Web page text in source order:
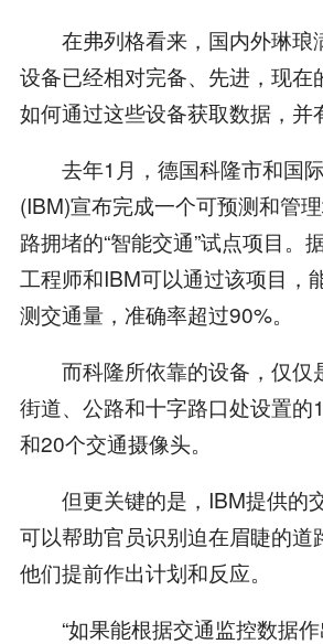
在弗列格看来，国内外琳琅
设备已经相对完备、先进，现在
如何通过这些设备获取数据，并
去年1月，德国科隆市和国际
(IBM)宣布完成一个可预测和管
路拥堵的“智能交通”试点项目。
工程师和IBM可以通过该项目，
测交通量，准确率超过90%。
而科隆所依靠的设备，仅仅
街道、公路和十字路口处设置的
和20个交通摄像头。
但更关键的是，IBM提供的
可以帮助官员识别迫在眉睫的道
他们提前作出计划和反应。
“如果能根据交通监控数据作